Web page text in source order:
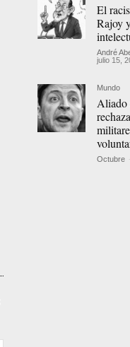
El
Rajoy
André
julio 15,
Mundo
Aliado
Octubre -